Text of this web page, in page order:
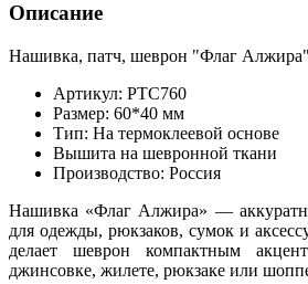
Описание
Нашивка, патч, шеврон "Флаг
Артикул: PTC760
Размер: 60*40 мм
Тип: На термоклеевой основе
Вышита на шевронной ткани
Производство: Россия
Нашивка «Флаг Алжира» —
для одежды, рюкзаков, сумок и
делает шеврон компактным
джинсовке, жилете, рюкзаке или